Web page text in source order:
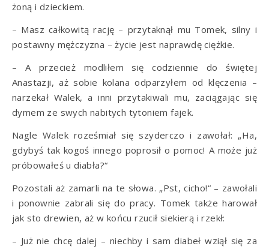
żoną i dzieckiem.
– Masz całkowitą rację – przytaknął mu Tomek, silny i
postawny mężczyzna – życie jest naprawdę ciężkie.
– A przecież modliłem się codziennie do świętej
Anastazji, aż sobie kolana odparzyłem od klęczenia –
narzekał Walek, a inni przytakiwali mu, zaciągając się
dymem ze swych nabitych tytoniem fajek.
Nagle Walek roześmiał się szyderczo i zawołał: „Ha,
gdybyś tak kogoś innego poprosił o pomoc! A może już
próbowałeś u diabła?“
Pozostali aż zamarli na te słowa. „Pst, cicho!“ – zawołali
i ponownie zabrali się do pracy. Tomek także harował
jak sto drewien, aż w końcu rzucił siekierą i rzekł:
– Już nie chcę dalej – niechby i sam diabeł wziął się za